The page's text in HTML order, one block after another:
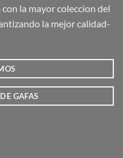
la mayor coleccion del
la mejor calidad-
GAFAS